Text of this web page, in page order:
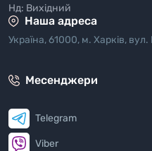
Нд: Вихідний
Наша адреса
Україна, 61000, м. Харків,
Месенджери
Telegram
Viber